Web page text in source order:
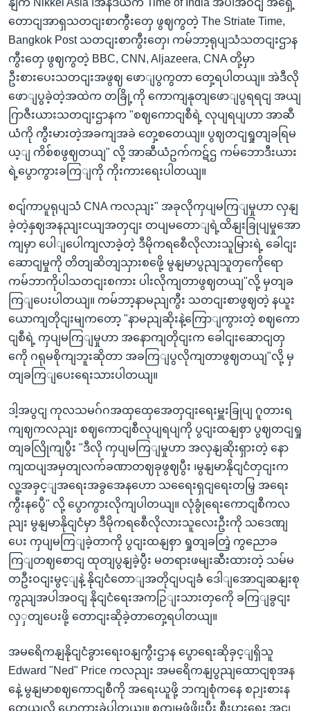
တောငျအာရှသတငျးစာကွီးတှေ ဖွဈကွတဲ့ The Striate Time,
Bangkok Post သတငျးစာကွီးတှေ၊ ကမ်ဘာ့ရုပျသံသတငျးဌာန
ကွီးတှေ ဖွဈကွတဲ့ BBC, CNN, Aljazeera, CNA တို့မှာ
ဦးစားပေးသတငျးအဖွဈ ဖောျပွကွတာ တှေ့ရပါတယျ။ အဲဒီလို
ဖောျပွခဲ့တဲ့အထဲက တခြို့ကို ကောကျနုတျဖောျပွရရငျ အယျ
ဂြာဇီးယားသတငျးဌာနက "စဈကောငျစီရဲ့ လုပျရပျဟာ အာဆီ
ယံကို ကွီးမားတဲ့အခကျအခဲ တှေ့စတေယျ။ ပွဈတငျရှုတျခရြမ
ယ့ျ ကိစ်စဖွဈတယျ" လို့ အာဆီယံဥက်ကဋ်ဌ ကမ်ဘောဒီးယား
ရဲ့ပွောကွားခကြျကို ကိုးကားရေးပါတယျ။
စငျ်ကာပူရုပျသံ CNA ကလညျး" အခုလိုကှပျမကြျမှုဟာ လှနျ
ခဲ့တဲ့နှဈအနညျးငယျအတှငျး တပျမတောျရဲ့ထိနျးခြုပျမှုအော
ကျမှာ ပေါျပေါကျလာခဲ့တဲ့ ဒီမိုကရစေီလိုလားသူမြားရဲ့ ခေါငျး
ဆောငျမှုကို တိတျဆိတျသှားစဖေို့ မွနျမာပွညျသူတှကေိုရော
ကမ်ဘာကိုပါသတငျးစကား ပါးလိုကျတာဖွဈတယျ"လို့ မှတျခ
ကြျပေးပါတယျ။ ကမ်ဘာ့နာမညျကွီး သတငျးစာဖွဈတဲ့ နယူး
ယောကျတိုငျးမျကတော့ "နာမညျဆိုးနဲ့ကြောျကွားတဲ့ စဈကော
ငျစီရဲ့ ကှပျမကြျမှုဟာ အနောကျတိုငျးက ခေါငျးဆောငျတှ
ကေို ဂရုမစိုကျဘူးဆိုတာ အခကြျပွလိုကျတာဖွဈတယျ"လို့ မှ
တျခကြျပေးရေးသားပါတယျ။
ဒါ့အပွငျ ကုလသမဂ်ဂအထှထှေအေတှငျးရေးမှူးခြုပျ ဂူတားရ
ကျဈကလညျး စဈကောငျစီလုပျရပျကို ပွငျးထနျစှာ ပွဈတငျရှု
တျခလြိုကျပွီး "ဒီလို ကှပျမကြျမှုဟာ အလှနျဆိုးရှားတဲ့ နော
ကျထပျအမှတျလက်ခဏာတဈခုဖွဈပွီး ၊မွနျမာနိုငျငံတှငျးက
လူ့အခှင့ျအရေးအခွအေနဟော သရေေးရှငျရေးတမြှ အရေး
ကွီးနပွေီ" လို့ ပွောကွားလိုကျပါတယျ။ လုံခွုံရေးကောငျစီကလ
ညျး မွနျမာနိုငျငံမှာ ဒီမိုကရစေီလိုလားသူလေးဦးကို သဒေဏျ
ပေး ကှပျမကြျခဲ့တာကို ပွငျးထနျစှာ ရှုတျခတြဲ့ ကွညောခ
ကြျတဈစောငျ ထုတျပွနျခဲ့ပွီး မတရားဖမျးဆီးထားတဲ့ သမ်မ
တဦးဝငျးမွင့ျနဲ့ နိုငျငံတောျအတိုငျပငျခံ ဒေါျအောငျဆနျးစု
ကွညျအပါအဝငျ နိုငျငံရေးအကဉြျးသားတှကေို ခကြျခွငျး
လှှတျပေးဖို့ တောငျးဆိုခဲ့တာတှေ့ရပါတယျ။
အမရေိကနျနိုငျငံခွားရေးဝနျကွီးဌာန ပွောရေးဆိုခှင့ျရှိသူ
Edward "Ned" Price ကလညျး အမရေိကနျပွညျထောငျစုအန
နေဲ့ မွနျမာစဈကောငျစီကို အရေးယူဖို့ ဘကျစုံကနေ စဉျးစားန
တေယျလို့ ပွောကွားခဲ့ပါတယျ။ စကျမှုဖှံ့ဖွိုးပွီး စီးပှားရေး အငျ